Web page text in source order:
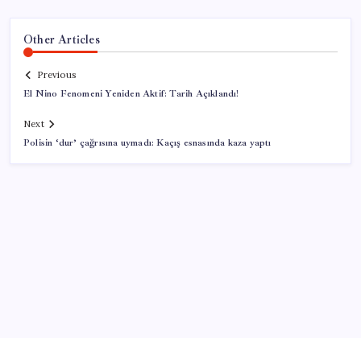
Other Articles
Previous
El Nino Fenomeni Yeniden Aktif: Tarih Açıklandı!
Next
Polisin ‘dur’ çağrısına uymadı: Kaçış esnasında kaza yaptı